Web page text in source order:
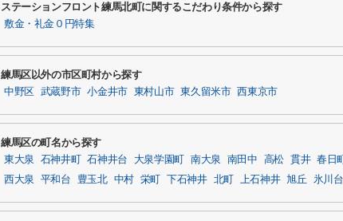
ステーションフロント練馬北町に関するこだわり条件から探す
敷金・礼金０円特集
練馬区以外の市区町村から探す
中野区 武蔵野市 小金井市 東村山市 東久留米市 西東京市
練馬区の町名から探す
東大泉 石神井町 石神井台 大泉学園町 南大泉 南田中 高松 貫井 春日町
西大泉
平和台 豊玉北 中村 栄町 下石神井 北町 上石神井 旭丘 氷川台